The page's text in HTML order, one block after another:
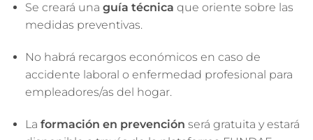
Se creará una guía técnica que oriente sobre las
medidas preventivas.
No habrá recargos económicos en caso de
accidente laboral o enfermedad profesional para
empleadores/as del hogar.
La formación en prevención será gratuita y estará